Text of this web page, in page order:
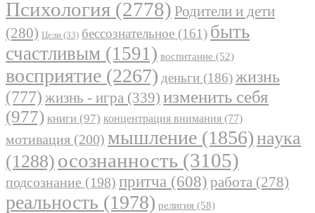
Психология (2778) Родители и дети
(280) Цели (33) бессознательное (161) быть
счастливым (1591) воспитание (52)
восприятие (2267) деньги (186)жизнь
(777) жизнь - игра (339) изменить себя
(977) книги (97) концентрация внимания (77)
мотивация (200) мышление (1856)наука
(1288) осознанность (3105)
подсознание (198) притча (608) работа (278)
реальность (1978) религия (58)